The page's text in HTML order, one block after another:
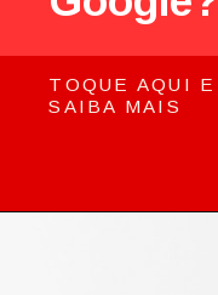
TOQUE AQUI E
SAIBA MAIS